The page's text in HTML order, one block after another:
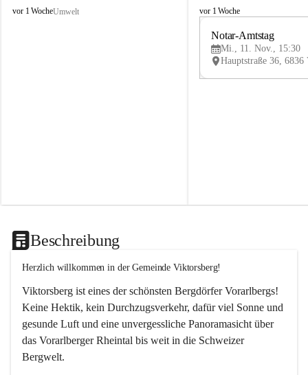
V
vor 1 WocheUmwelt
V
vor 1 Woche
Notar-Amtstag
Mi., 11. Nov., 15:30
Beschreibung
Herzlich willkommen in der Gemeinde Viktorsberg!
Viktorsberg ist eines der schönsten Bergdörfer Vorarlbergs!
Keine Hektik, kein Durchzugsverkehr, dafür viel Sonne und
gesunde Luft und eine unvergessliche Panoramasicht über
das Vorarlberger Rheintal bis weit in die Schweizer
Bergwelt.